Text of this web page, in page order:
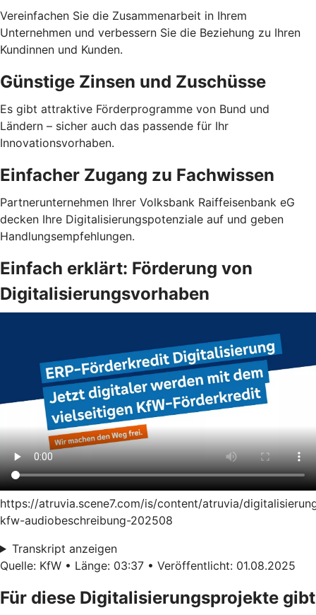
Vereinfachen Sie die Zusammenarbeit in Ihrem
Unternehmen und verbessern Sie die Beziehung zu Ihren
Kundinnen und Kunden.
Günstige Zinsen und Zuschüsse
Es gibt attraktive Förderprogramme von Bund und
Ländern – sicher auch das passende für Ihr
Innovationsvorhaben.
Einfacher Zugang zu Fachwissen
Partnerunternehmen Ihrer Volksbank Raiffeisenbank eG
decken Ihre Digitalisierungspotenziale auf und geben
Handlungsempfehlungen.
Einfach erklärt: Förderung von
Digitalisierungsvorhaben
https://atruvia.scene7.com/is/content/atruvia/
kfw-audiobeschreibung-202508
Transkript anzeigen
Quelle: KfW • Länge: 03:37 • Veröffentlicht: 01.08.2025
Für diese Digitalisierungsprojekte gibt